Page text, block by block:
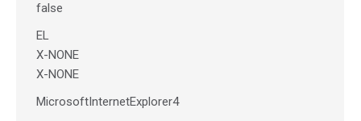
false
EL
X-NONE
X-NONE
MicrosoftInternetExplorer4